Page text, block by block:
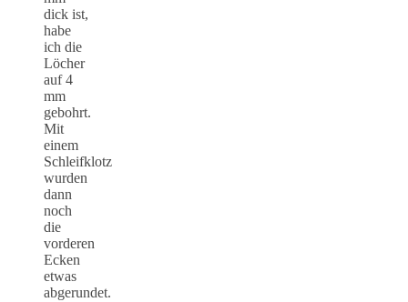
dick ist,
habe
ich die
Löcher
auf 4
mm
gebohrt.
Mit
einem
Schleifklotz
wurden
dann
noch
die
vorderen
Ecken
etwas
abgerundet.